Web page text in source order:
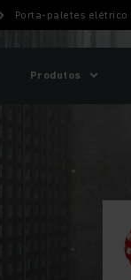
Porta-paletes elétrico
Produtos